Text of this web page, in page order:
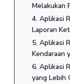
Melakukan
4. Aplikasi
Laporan
5. Aplikasi
Kendaraan
6. Aplikasi
yang Lebih